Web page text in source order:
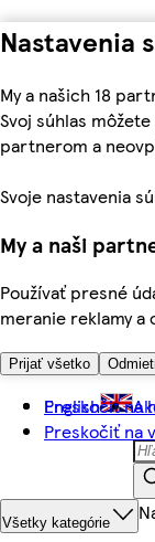
Nastavenia
My a našich 18
Svoj súhlas
partnerom a
Svoje nastavenia
My a naši
Používať presné
meranie reklamy a
Prijať všetko
Preskočiť na
Preskočiť na
English
Všetky kategórie